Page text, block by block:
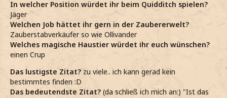
In welcher Position würdet ihr beim Quidditch spielen?
Jäger
Welchen Job hättet ihr gern in der Zaubererwelt?
Zauberstabverkäufer so wie Ollivander
Welches magische Haustier würdet ihr euch wünschen?
einen Crup
Das lustigste Zitat?zu viele.. ich kann gerad kein
bestimmtes finden :D
Das bedeutendste Zitat? (da schließ ich mich an:) "Ist das